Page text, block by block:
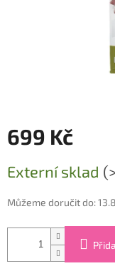
699 Kč
cena:
Externí sklad
Můžeme doručit do: